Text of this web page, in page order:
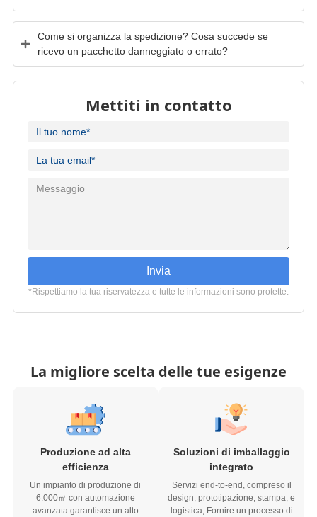
Come si organizza la spedizione? Cosa succede se
ricevo un pacchetto danneggiato o errato?
Mettiti in contatto
Invia
*Rispettiamo la tua riservatezza e tutte le informazioni sono protette.
La migliore scelta delle tue esigenze
Produzione ad alta
efficienza
Un impianto di produzione di
6.000㎡ con automazione
avanzata garantisce un alto
Soluzioni di imballaggio
integrato
Servizi end-to-end, compreso il
design, prototipazione, stampa, e
logistica, Fornire un processo di